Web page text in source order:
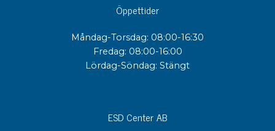
Öppettider
Måndag-Torsdag: 08:00-16:30
Fredag: 08:00-16:00
Lördag-Söndag: Stängt
ESD Center AB